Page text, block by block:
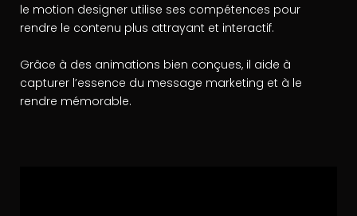
le motion designer utilise ses compétences pour
rendre le contenu plus attrayant et interactif.
Grâce à des animations bien conçues, il aide à
capturer l’essence du message marketing et à le
rendre mémorable.